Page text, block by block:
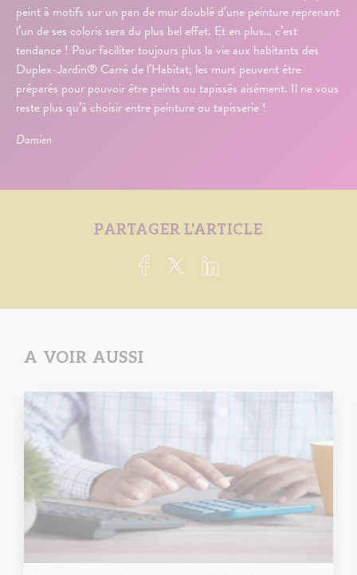
peint à motifs sur un pan de mur doublé d’une peinture reprenant
l’un de ses coloris sera du plus bel effet. Et en plus… c’est
tendance ! Pour faciliter toujours plus la vie aux habitants des
Duplex-Jardin® Carré de l’Habitat, les murs peuvent être
préparés pour pouvoir être peints ou tapissés aisément. Il ne vous
reste plus qu’à choisir entre peinture ou tapisserie !
Damien
PARTAGER L'ARTICLE
A VOIR AUSSI